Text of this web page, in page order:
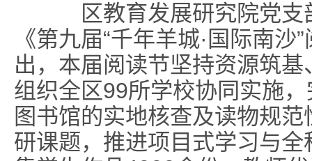
区教育发展研究院党支
《第九届“千年羊城·国际南
出，本届阅读节坚持资源筑
组织全区99所学校协同实施
图书馆的实地核查及读物规
研课题，推进项目式学习与